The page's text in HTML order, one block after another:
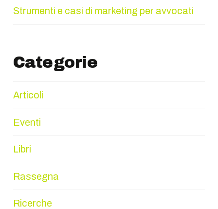
Strumenti e casi di marketing per avvocati
Categorie
Articoli
Eventi
Libri
Rassegna
Ricerche